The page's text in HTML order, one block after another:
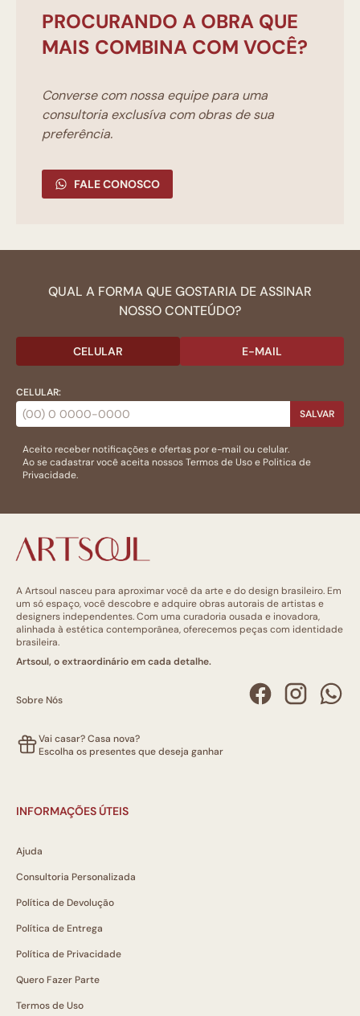
PROCURANDO A OBRA QUE
MAIS COMBINA COM VOCÊ?
Converse com nossa equipe para uma
consultoria exclusíva com obras de sua
preferência.
FALE CONOSCO
QUAL A FORMA QUE GOSTARIA DE ASSINAR
NOSSO CONTEÚDO?
CELULAR E-MAIL
CELULAR:
SALVAR
Aceito receber notificações e ofertas por e-mail ou celular.
Ao se cadastrar você aceita nossosTermos de Usoe Politica de
Privacidade.
A Artsoul nasceu para aproximar você da arte e do design brasileiro. Em
um só espaço, você descobre e adquire obras autorais de artistas e
designers independentes. Com uma curadoria ousada e inovadora,
alinhada à estética contemporânea, oferecemos peças com identidade
brasileira.
Artsoul, o extraordinário em cada detalhe.
Sobre Nós
Vai casar? Casa nova?
Escolha os presentes que deseja ganhar
INFORMAÇÕES ÚTEIS
Ajuda
Consultoria Personalizada
Política de Devolução
Política de Entrega
Política de Privacidade
Quero Fazer Parte
Termos de Uso